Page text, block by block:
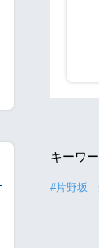
キーワ
#片野坂